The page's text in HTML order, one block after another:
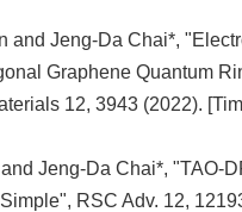
and Jeng-Da Chai*,
Graphene Quantum
12, 3943 (2022).
Jeng-Da Chai*, "TAO-
RSC Adv. 12,